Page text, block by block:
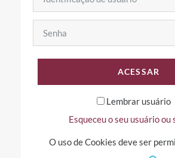
ACESSAR
Lembrar usuário
Esqueceu o seu usuário ou
O uso de Cookies deve ser